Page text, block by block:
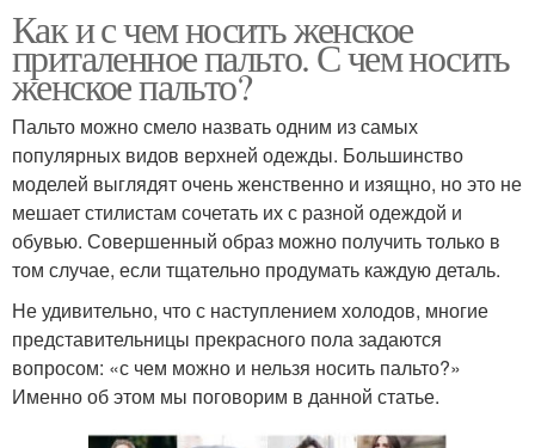
Как и с чем носить женское
приталенное пальто. С чем носить
женское пальто?
Пальто можно смело назвать одним из самых
популярных видов верхней одежды. Большинство
моделей выглядят очень женственно и изящно, но это не
мешает стилистам сочетать их с разной одеждой и
обувью. Совершенный образ можно получить только в
том случае, если тщательно продумать каждую деталь.
Не удивительно, что с наступлением холодов, многие
представительницы прекрасного пола задаются
вопросом: «с чем можно и нельзя носить пальто?»
Именно об этом мы поговорим в данной статье.